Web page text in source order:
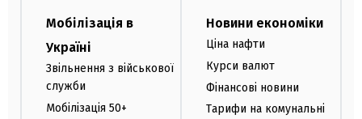
Мобілізація в
Україні
Звільнення з військової
служби
Мобілізація 50+
Новини економіки
Ціна нафти
Курси валют
Фінансові новини
Тарифи на комунальні